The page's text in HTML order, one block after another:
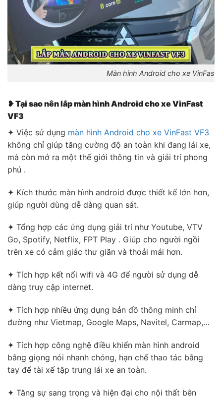
Màn hình Android cho xe VinFast
❥ Tại sao nên lắp màn hình Android cho xe VinFast
VF3
✦ Việc sử dụng màn hình Android cho xe VinFast VF3
không chỉ giúp tăng cường độ an toàn khi đang lái xe,
mà còn mở ra một thế giới thông tin và giải trí phong
phú .
✦ Kích thước màn hình android được thiết kế lớn hơn,
giúp người dùng dễ dàng quan sát.
✦ Tổng hợp các ứng dụng giải trí như Youtube, VTV
Go, Spotify, Netflix, FPT Play . Giúp cho người ngồi
trên xe có cảm giác thư giãn và thoải mái hơn.
✦ Tích hợp kết nối wifi và 4G để người sử dụng dễ
dàng truy cập internet.
✦ Tích hợp nhiều ứng dụng bản đồ thông minh chỉ
đường như Vietmap, Google Maps, Navitel, Carmap,…
✦ Tích hợp công nghệ điều khiển màn hình android
bằng giọng nói nhanh chóng, hạn chế thao tác bằng
tay để tài xế tập trung lái xe an toàn.
✦ Tăng sự sang trọng và hiện đại cho nội thất bên